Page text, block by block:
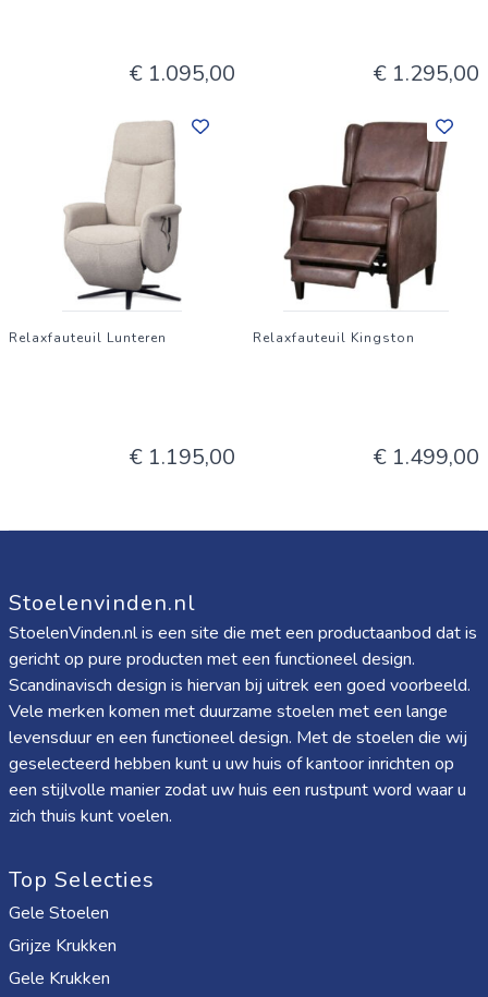
€ 1.095,00 € 1.295,00
Relaxfauteuil Lunteren
€ 1.195,00
Relaxfauteuil Kingston
€ 1.499,00
Stoelenvinden.nl
StoelenVinden.nl is een site die met een productaanbod dat is
gericht op pure producten met een functioneel design.
Scandinavisch design is hiervan bij uitrek een goed voorbeeld.
Vele merken komen met duurzame stoelen met een lange
levensduur en een functioneel design. Met de stoelen die wij
geselecteerd hebben kunt u uw huis of kantoor inrichten op
een stijlvolle manier zodat uw huis een rustpunt word waar u
zich thuis kunt voelen.
Top Selecties
Gele Stoelen
Grijze Krukken
Gele Krukken